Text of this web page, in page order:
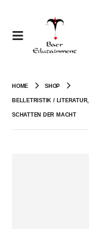
HOME SHOP
BELLETRISTIK / LITERATUR,
SCHATTEN DER MACHT